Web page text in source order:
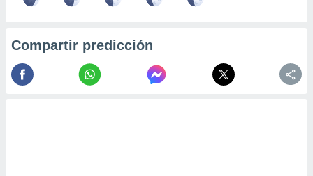
Compartir predicción